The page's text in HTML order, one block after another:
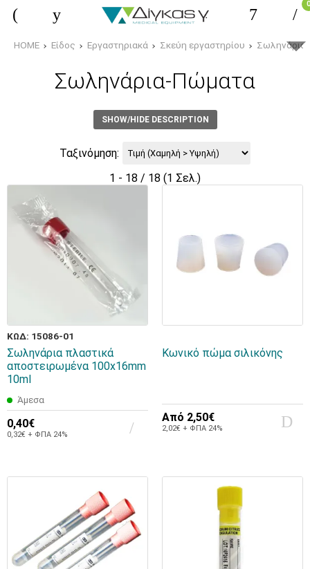
0
HOME Είδος Εργαστηριακά Σκεύη εργαστηρίου
Σωληνάρια-Πώματα
SHOW/HIDE DESCRIPTION
Ταξινόμηση:
1 - 18 / 18 (1 Σελ.)
ΚΩΔ: 15086-01
Σωληνάρια πλαστικά
αποστειρωμένα 100x16mm
10ml
Άμεσα
0,40€
0,32€ + ΦΠΑ 24%
Κωνικό πώμα σιλικόνης
Από 2,50€
2,02€ + ΦΠΑ 24%